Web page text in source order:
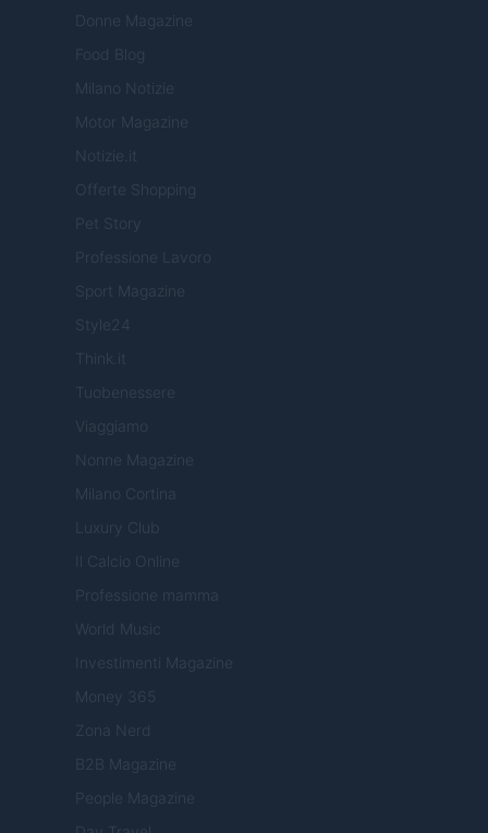
Donne Magazine
Food Blog
Milano Notizie
Motor Magazine
Notizie.it
Offerte Shopping
Pet Story
Professione Lavoro
Sport Magazine
Style24
Think.it
Tuobenessere
Viaggiamo
Nonne Magazine
Milano Cortina
Luxury Club
Il Calcio Online
Professione mamma
World Music
Investimenti Magazine
Money 365
Zona Nerd
B2B Magazine
People Magazine